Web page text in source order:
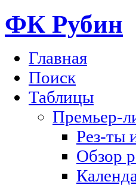
ФК Рубин
Главная
Поиск
Таблицы
Премьер-
Рез-ты
Обзор